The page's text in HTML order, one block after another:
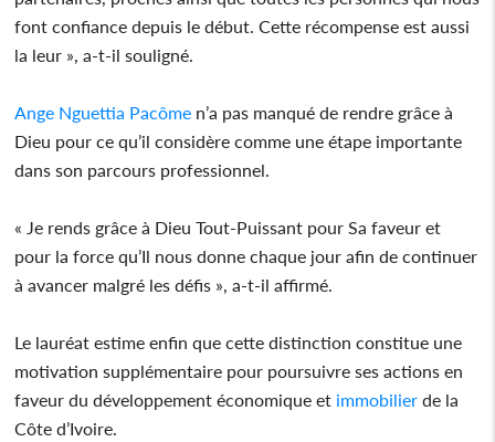
font confiance depuis le début. Cette récompense est aussi
la leur », a-t-il souligné.
Ange Nguettia Pacôme n’a pas manqué de rendre grâce à
Dieu pour ce qu’il considère comme une étape importante
dans son parcours professionnel.
« Je rends grâce à Dieu Tout-Puissant pour Sa faveur et
pour la force qu’Il nous donne chaque jour afin de continuer
à avancer malgré les défis », a-t-il affirmé.
Le lauréat estime enfin que cette distinction constitue une
motivation supplémentaire pour poursuivre ses actions en
faveur du développement économique et immobilier de la
Côte d’Ivoire.